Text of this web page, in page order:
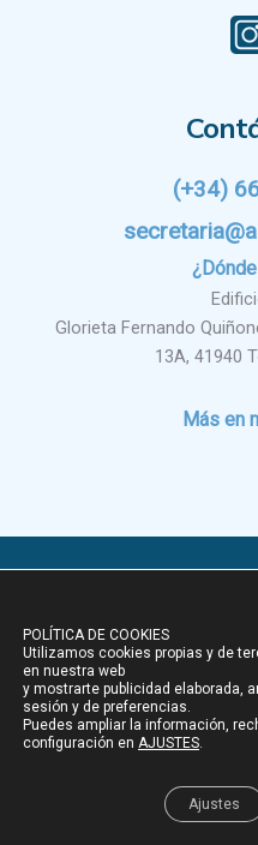
(+34)
Glorieta Fernando
13A, 41940
Más en
Política
POLÍTICA DE COOKIES
Utilizamos cookies propias y de
en nuestra web
y mostrarte publicidad elaborada,
sesión y de preferencias.
Puedes ampliar la información,
configuración en AJUSTES.
Ajustes